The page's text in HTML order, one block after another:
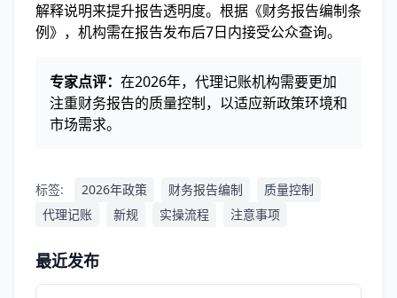
解释说明来提升报告透明度。根据《财务报告编制条
例》，机构需在报告发布后7日内接受公众查询。
专家点评： 在2026年，代理记账机构需要更加
注重财务报告的质量控制，以适应新政策环境和
市场需求。
标签: 2026年政策 财务报告编制
质量控制
代理记账
新规 实操流程 注意事项
最近发布